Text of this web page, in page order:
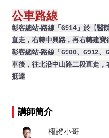
公車路線
彰客總站-路線「6914」於【醫
直走，右轉中興路，再右轉建寶
彰客總站-路線「6900、6912、
車後，往北沿中山路二段直走
抵達
講師簡介
權證小哥